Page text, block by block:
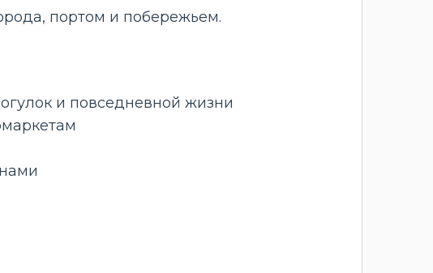
портом и побережьем.
и повседневной жизни